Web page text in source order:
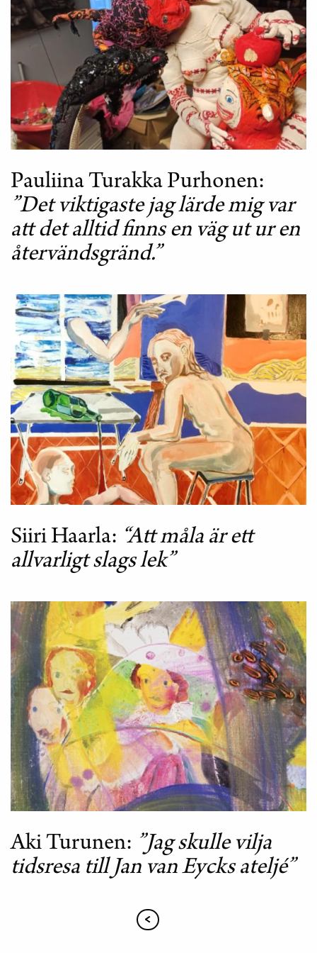
BIBLIOTEK
Pauliina Turakka Purhonen
”Det viktigaste jag lärde mig var
att det alltid finns en väg ut ur en
återvändsgränd.”
Siiri Haarla “Att måla är ett
allvarligt slags lek”
Aki Turunen ”Jag skulle vilja
tidsresa till Jan van Eycks ateljé”
previous
page